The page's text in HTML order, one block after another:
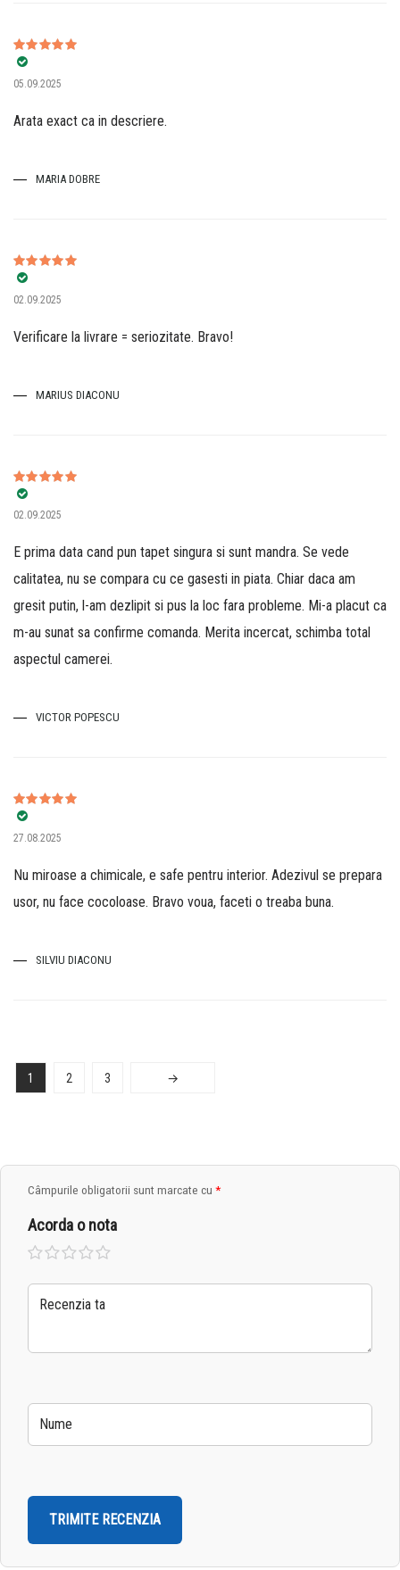
Evaluat la
din 5
05.09.2025
Arata exact ca in descriere.
MARIA DOBRE
Evaluat la
din 5
02.09.2025
Verificare la livrare = seriozitate. Bravo!
MARIUS DIACONU
Evaluat la
din 5
02.09.2025
E prima data cand pun tapet singura si sunt mandra. Se vede
calitatea, nu se compara cu ce gasesti in piata. Chiar daca am
gresit putin, l-am dezlipit si pus la loc fara probleme. Mi-a placut ca
m-au sunat sa confirme comanda. Merita incercat, schimba total
aspectul camerei.
VICTOR POPESCU
Evaluat la
din 5
27.08.2025
Nu miroase a chimicale, e safe pentru interior. Adezivul se prepara
usor, nu face cocoloase. Bravo voua, faceti o treaba buna.
SILVIU DIACONU
1 2 3 →
Câmpurile obligatorii sunt marcate cu *
Acorda o nota
Una
din 5
2 din
5
3 din
5
4 din
5
5 din
5